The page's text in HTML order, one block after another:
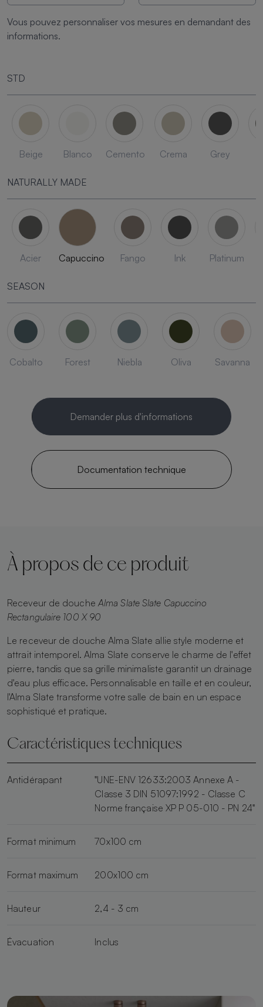
Vous pouvez personnaliser vos mesures en demandant des
informations.
STD
Beige Blanco Cemento Crema Grey
NATURALLY MADE
Acier Capuccino Fango Ink Platinum
SEASON
Cobalto Forest Niebla Oliva Savanna
Demander plus d'informations
Documentation technique
À propos de ce produit
Receveur de douche Alma Slate Slate Capuccino
Rectangulaire 100 X 90
Le receveur de douche Alma Slate allie style moderne et
attrait intemporel. Alma Slate conserve le charme de l'effet
pierre, tandis que sa grille minimaliste garantit un drainage
d'eau plus efficace. Personnalisable en taille et en couleur,
l'Alma Slate transforme votre salle de bain en un espace
sophistiqué et pratique.
Caractéristiques techniques
Antidérapant
"UNE-ENV 12633:2003 Annexe A -
Classe 3 DIN 51097:1992 - Classe C
Norme française XP P 05-010 - PN 24"
Format minimum 70x100 cm
Format maximum 200x100 cm
Hauteur 2,4 - 3 cm
Évacuation Inclus